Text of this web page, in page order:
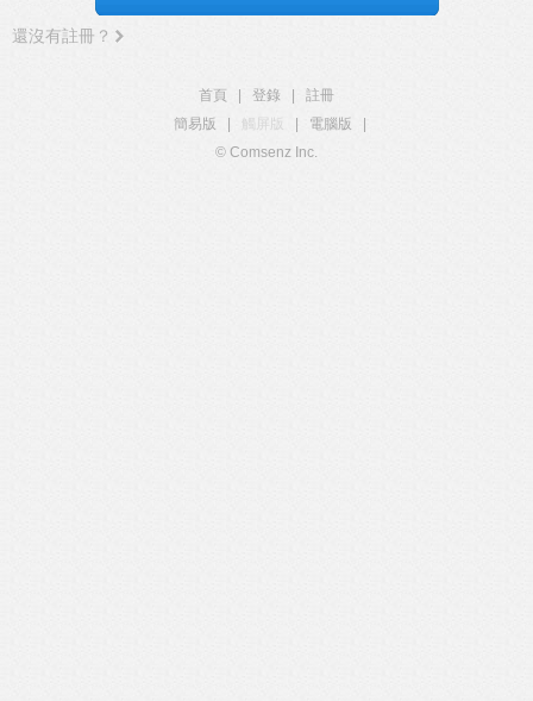
還沒有註冊？
首頁 登錄
註冊
簡易版
觸屏版 電腦版
© Comsenz Inc.